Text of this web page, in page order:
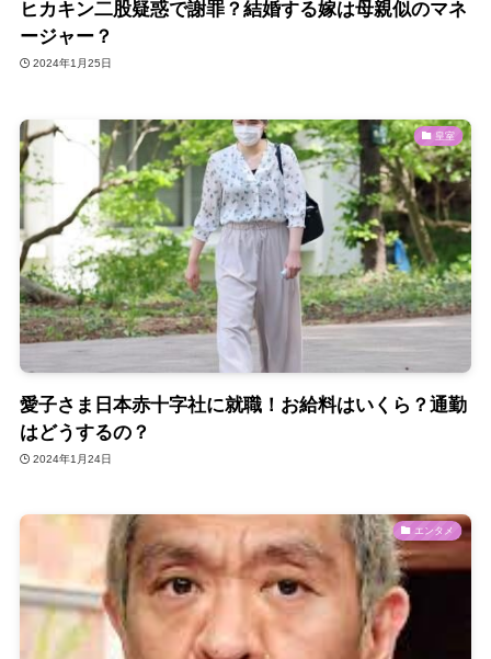
ヒカキン二股疑惑で謝罪？結婚する嫁は母親似のマネ
ージャー？
2024年1月25日
皇室
愛子さま日本赤十字社に就職！お給料はいくら？通勤
はどうするの？
2024年1月24日
エンタメ